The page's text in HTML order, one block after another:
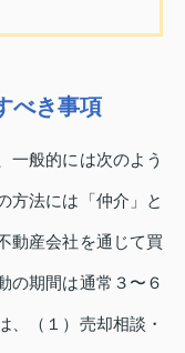
べき事項
一般的には次のよう
方法には「仲介」と
動産会社を通じて買
の期間は通常３〜６
、（１）売却相談・